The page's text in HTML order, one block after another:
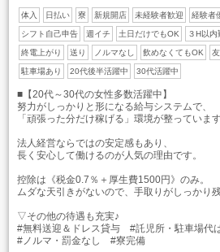
体入 日払い 寮 新規開店 未経験者歓迎 経験者
シフト自己申告 週イチ 土日だけでもOK ３H以内
終電上がり 送り ノルマなし 飲めなくてもOK
駐車場あり 20代後半活躍中 30代活躍中
■【20代～30代の女性多数活躍中】
努力がしっかりと形になる給与システムで、
「頑張った分だけ稼げる」環境が整っています
法人経営ならではの安定感もあり、
長く安心して働けるのが人気の理由です。
控除は《税金0.7％＋厚生費1500円》のみ。
ムダな天引きがないので、手取りがしっかり
▽その他の待遇も充実♪
#無料送迎＆ドレス貸与 #託児所・駐車場代
#ノルマ・罰金なし #寮完備